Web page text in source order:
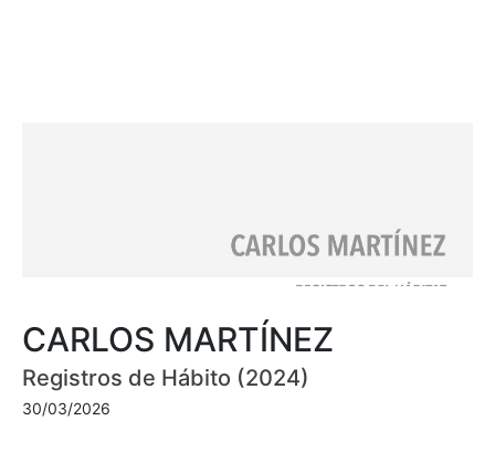
CARLOS MARTÍNEZ
Registros de Hábito (2024)
30/03/2026